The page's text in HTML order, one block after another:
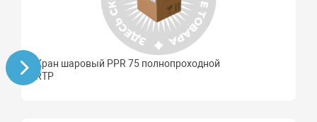
Кран шаровый PPR 75 полнопроходной
RTP